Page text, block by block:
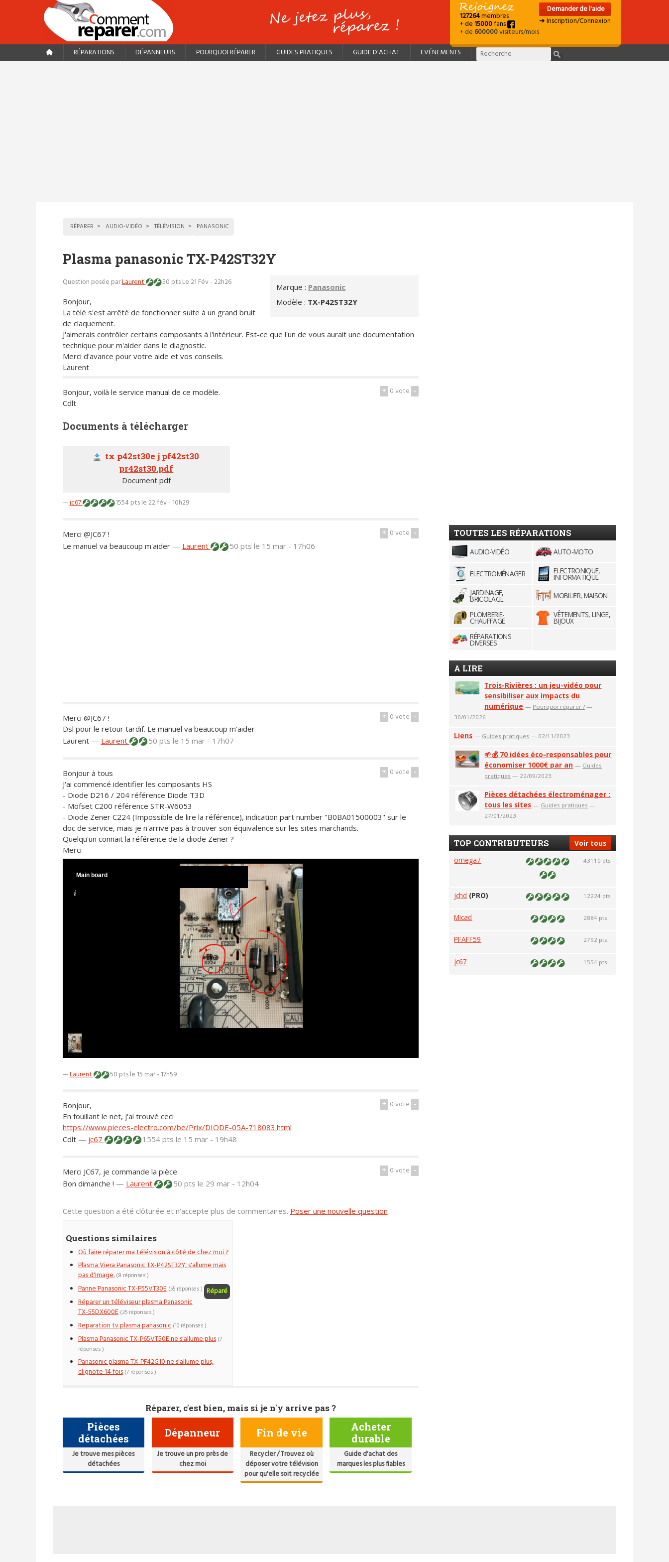
127264membres
+ de15000fans
+ de600000visiteurs/mois
Demander de l'aide
➜ Inscription/Connexion
RÉPARATIONS DÉPANNEURS POURQUOI RÉPARER GUIDES PRATIQUES GUIDE D'ACHAT EVÉNEMENTS
RÉPARER AUDIO-VIDÉO TÉLÉVISION PANASONIC
Plasma panasonic TX-P42ST32Y
Marque : Panasonic
Modèle : TX-P42ST32Y
Question posée parLaurent 50 ptsLe 21 Fév - 22h26
Bonjour,
La télé s'est arrêté de fonctionner suite à un grand bruit
de claquement.
J'aimerais contrôler certains composants à l'intérieur. Est-ce que l'un de vous aurait une documentation
technique pour m'aider dans le diagnostic.
Merci d'avance pour votre aide et vos conseils.
Laurent
+ 0vote -
Bonjour, voilà le service manual de ce modèle.
Cdlt
Documents à télécharger
tx p42st30e j pf42st30
pr42st30.pdf
Document pdf
—jc67 1554 ptsle 22 fév - 10h29
+ 0vote -
Merci @JC67 !
Le manuel va beaucoup m'aider — Laurent 50 pts le 15 mar - 17h06
+ 0vote -
Merci @JC67 !
Dsl pour le retour tardif. Le manuel va beaucoup m'aider
Laurent — Laurent 50 pts le 15 mar - 17h07
+ 0vote -
Bonjour à tous
J'ai commencé identifier les composants HS
- Diode D216 / 204 référence Diode T3D
- Mofset C200 référence STR-W6053
- Diode Zener C224 (Impossible de lire la référence), indication part number "B0BA01500003" sur le
doc de service, mais je n'arrive pas à trouver son équivalence sur les sites marchands.
Quelqu'un connait la référence de la diode Zener ?
Merci
Main board
—Laurent 50 ptsle 15 mar - 17h59
+ 0vote -
Bonjour,
En fouillant le net, j'ai trouvé ceci
https://www.pieces-electro.com/be/Prix/DIODE-05A-718083.html
Cdlt — jc67 1554 pts le 15 mar - 19h48
+ 0vote -
Merci JC67, je commande la pièce
Bon dimanche ! — Laurent 50 pts le 29 mar - 12h04
Cette question a été clôturée et n'accepte plus de commentaires. Poser une nouvelle question
Questions similaires
Où faire réparer ma télévision à côté de chez moi ?
Plasma Viera Panasonic TX-P42ST32Y, s'allume mais
pas d'image. (8 réponses )
Panne Panasonic TX-P55VT30E Réparé
(55 réponses )
Réparer un téléviseur plasma Panasonic
TX-55DX600E (35 réponses )
Reparation tv plasma panasonic (10 réponses )
Plasma Panasonic TX-P65VT50E ne s'allume plus (7
réponses )
Panasonic plasma TX-PF42G10 ne s'allume plus,
clignote 14 fois (7 réponses )
Réparer, c'est bien, mais si je n'y arrive pas ?
Pièces
détachées
Je trouve mes pièces
détachées
Dépanneur
Je trouve un pro près de
chez moi
Fin de vie
Recycler / Trouvez où
déposer votre télévision
pour qu'elle soit recyclée
Acheter
durable
Guide d'achat des
marques les plus fiables
TOUTES LES RÉPARATIONS
AUDIO-VIDÉO AUTO-MOTO
ELECTROMÉNAGER ELECTRONIQUE,
INFORMATIQUE
JARDINAGE,
BRICOLAGE
MOBILIER, MAISON
PLOMBERIE-
CHAUFFAGE
VÊTEMENTS, LINGE,
BIJOUX
RÉPARATIONS
DIVERSES
A LIRE
Trois-Rivières : un jeu-vidéo pour
sensibiliser aux impacts du
numérique — Pourquoi réparer ? —
30/01/2026
Liens — Guides pratiques — 02/11/2023
🌱💰 70 idées éco-responsables pour
économiser 1000€ par an — Guides
pratiques — 22/09/2023
Pièces détachées électroménager :
tous les sites — Guides pratiques —
27/01/2023
Voir tous
TOP CONTRIBUTEURS
omega7 43110 pts
jchd (PRO) 12224 pts
Micad 2884 pts
PFAFF59 2792 pts
jc67 1554 pts